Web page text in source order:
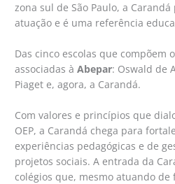
zona sul de São Paulo, a
atuação e é uma referência
Das cinco escolas que compõem
associadas àAbepar: Oswald de
Piaget e, agora, a Carandá.
Com valores e princípios que
OEP, a Carandá chega para
experiências pedagógicas e de
projetos sociais. A entrada da
colégios que, mesmo atuando de